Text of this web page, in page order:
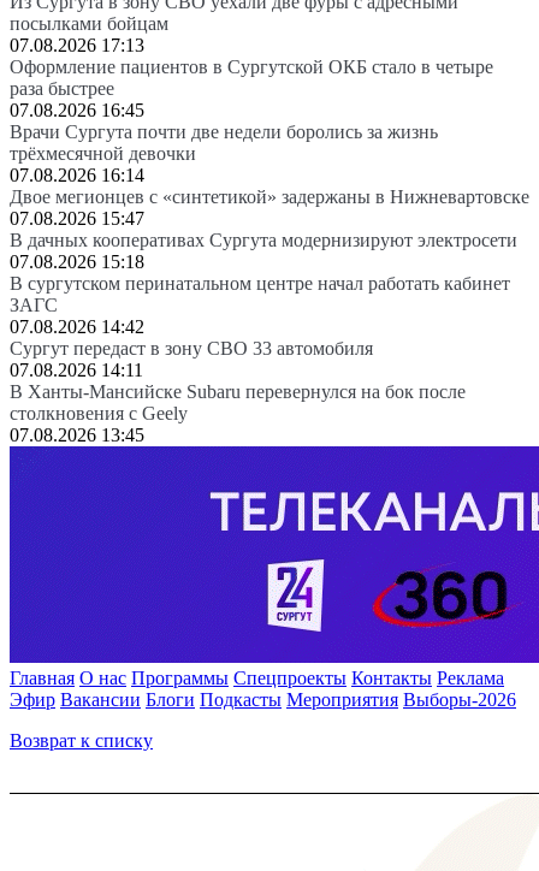
посылками бойцам
07.08.2026 17:13
Оформление пациентов в Сургутской ОКБ стало в четыре
раза быстрее
07.08.2026 16:45
Врачи Сургута почти две недели боролись за жизнь
трёхмесячной девочки
07.08.2026 16:14
Двое мегионцев с «синтетикой» задержаны в Нижневартовске
07.08.2026 15:47
В дачных кооперативах Сургута модернизируют электросети
07.08.2026 15:18
В сургутском перинатальном центре начал работать кабинет
ЗАГС
07.08.2026 14:42
Сургут передаст в зону СВО 33 автомобиля
07.08.2026 14:11
В Ханты-Мансийске Subaru перевернулся на бок после
столкновения с Geely
07.08.2026 13:45
Главная О нас Программы Спецпроекты Контакты Реклама
Эфир Вакансии Блоги Подкасты Мероприятия Выборы-2026
Возврат к списку